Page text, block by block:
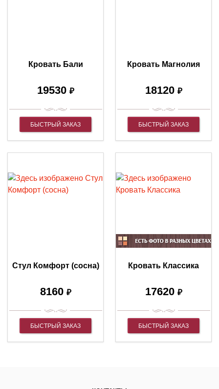
Кровать Бали
19530 ₽
БЫСТРЫЙ ЗАКАЗ
Кровать Магнолия
18120 ₽
БЫСТРЫЙ ЗАКАЗ
Стул Комфорт (сосна)
8160 ₽
БЫСТРЫЙ ЗАКАЗ
Кровать Классика
17620 ₽
БЫСТРЫЙ ЗАКАЗ